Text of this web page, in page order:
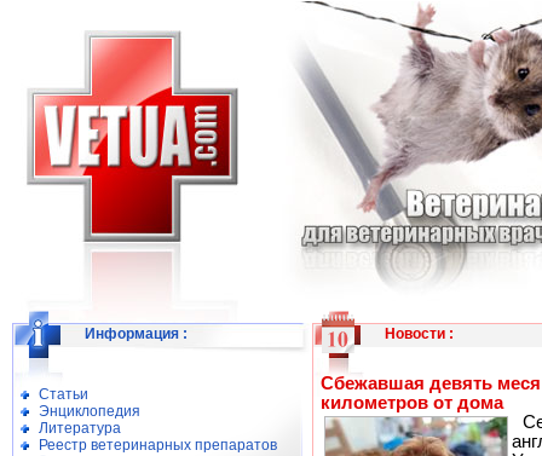
Информация :
Статьи
Энциклопедия
Литература
Реестр ветеринарных препаратов
Новости:
Сбежавшая девять
километров от дома